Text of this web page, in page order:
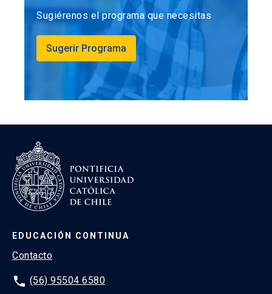
Sugiérenos el programa que necesitas
Sugerir Programa
EDUCACIÓN CONTINUA
Contacto
phone (56) 95504 6580